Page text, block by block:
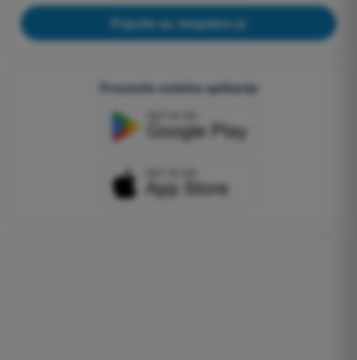
Prijavite se, besplatno je
Preuzmite mobilne aplikacije